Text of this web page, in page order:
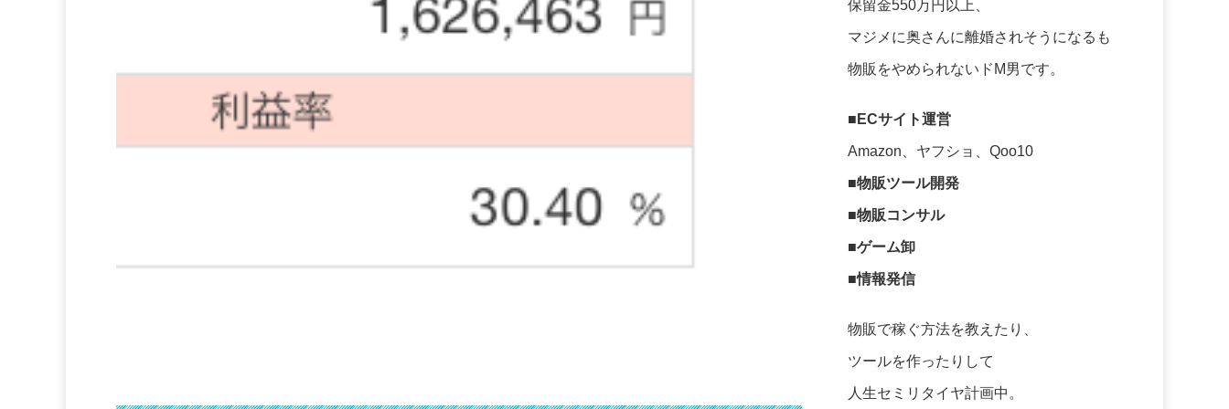
保留金550万円以上、
マジメに奥さんに離婚されそうになるも
物販をやめられないドM男です。
■ECサイト運営
Amazon、ヤフショ、Qoo10
■物販ツール開発
■物販コンサル
■ゲーム卸
■情報発信
物販で稼ぐ方法を教えたり、
ツールを作ったりして
人生セミリタイヤ計画中。